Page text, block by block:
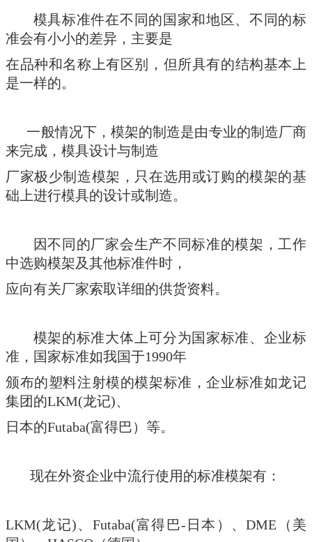
模具标准件在不同的国家和地区、不同的标
准会有小小的差异，主要是
在品种和名称上有区别，但所具有的结构基本上
是一样的。
一般情况下，模架的制造是由专业的制造厂商
来完成，模具设计与制造
厂家极少制造模架，只在选用或订购的模架的基
础上进行模具的设计或制造。
因不同的厂家会生产不同标准的模架，工作
中选购模架及其他标准件时，
应向有关厂家索取详细的供货资料。
模架的标准大体上可分为国家标准、企业标
准，国家标准如我国于1990年
颁布的塑料注射模的模架标准，企业标准如龙记
集团的LKM(龙记)、
日本的Futaba(富得巴）等。
现在外资企业中流行使用的标准模架有：
LKM(龙记)、Futaba(富得巴-日本）、DME（美